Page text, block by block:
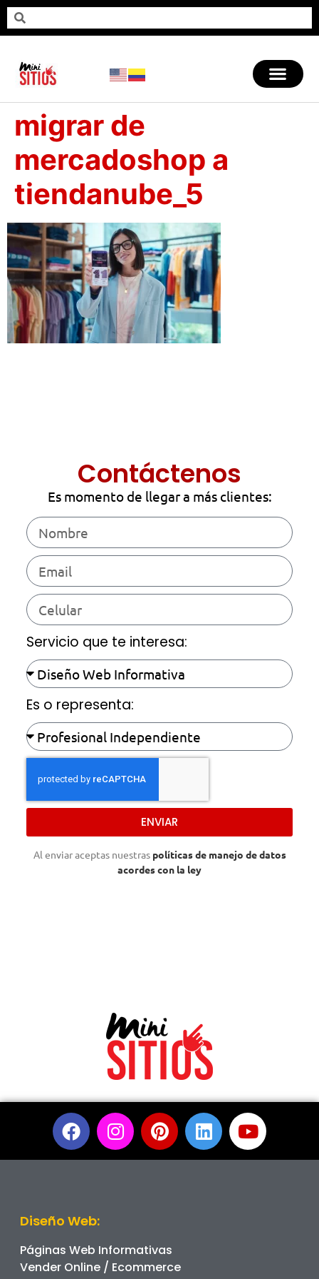
migrar de
mercadoshop a
tiendanube_5
Contáctenos
Es momento de llegar a más clientes:
Servicio que te interesa:
Es o representa:
ENVIAR
Al enviar aceptas nuestras políticas de manejo de datos
acordes con la ley
Diseño Web:
Páginas Web Informativas
Vender Online / Ecommerce